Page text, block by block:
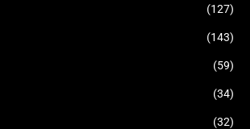
(127)
(143)
(59)
(34)
(32)